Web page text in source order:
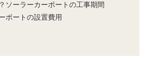
ソーラーカーポートの工事期間
ポートの設置費用